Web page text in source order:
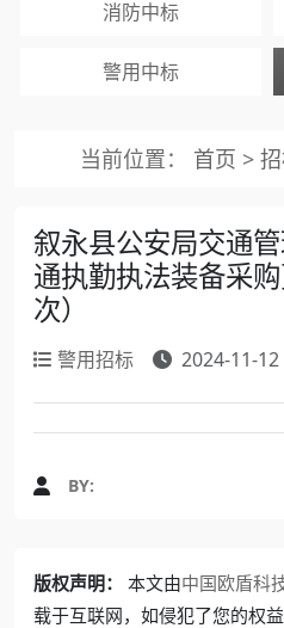
消防中标
警用中标
当前位置： 首页 >
叙永县公安局交通
通执勤执法装备采
次）
警用招标 2024-11-12
BY:
版权声明： 本文由中国欧盾科
载于互联网，如侵犯了您的权益